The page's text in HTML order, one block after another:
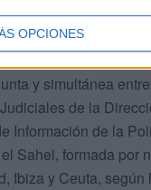
OPCIONESla
y simultánea
de la
Información de la
Sahel, formada por
Ibiza y Ceuta,